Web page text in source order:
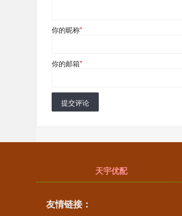
你的昵称*
你的邮箱*
提交评论
天宇优配
友情链接：